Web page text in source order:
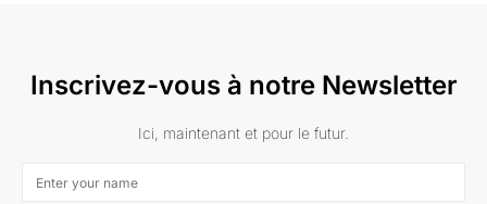
Inscrivez-vous à notre Newsletter
Ici, maintenant et pour le futur.